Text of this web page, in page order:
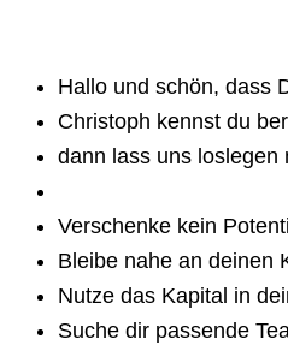
Hallo und schön, dass
Christoph kennst du
dann lass uns loslegen
Verschenke kein
Bleibe nahe an deinen
Nutze das Kapital in
Suche dir passende